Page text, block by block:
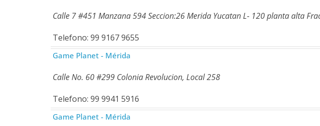
Calle 7 #451 Manzana 594 Seccion:26 Merida Yucatan L- 120 planta alta
Telefono: 99 9167 9655
Game Planet - Mérida
Calle No. 60 #299 Colonia Revolucion, Local 258
Telefono: 99 9941 5916
Game Planet - Mérida